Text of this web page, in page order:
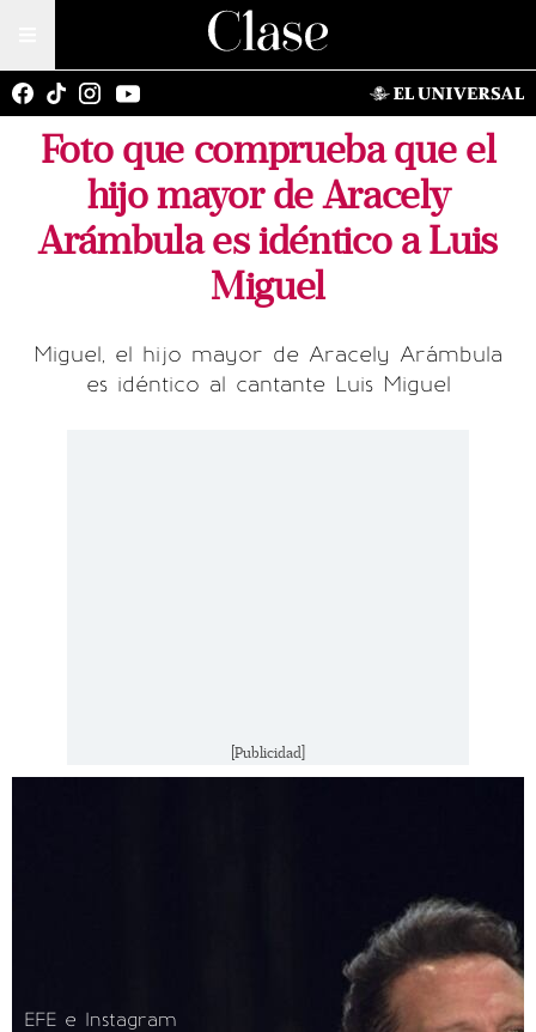
Foto que comprueba que el
hijo mayor de Aracely
Arámbula es idéntico a Luis
Miguel
Miguel, el hijo mayor de Aracely Arámbula
es idéntico al cantante Luis Miguel
[Publicidad]
EFE e Instagram